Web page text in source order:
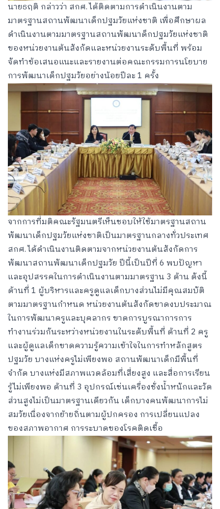
นายธฤติ กล่าวว่า สกศ. ได้ติดตามการดำเนินงานตาม
มาตรฐานสถานพัฒนาเด็กปฐมวัยแห่งชาติ เพื่อศึกษาผล
ดำเนินงานตามมาตรฐานสถานพัฒนาด็กปฐมวัยแห่งชาติ
ของหน่วยงานต้นสังกัดและหน่วยงานระดับพื้นที่ พร้อม
จัดทำข้อเสนอแนะและรายงานต่อคณะกรรมการนโยบาย
การพัฒนาเด็กปฐมวัยอย่างน้อยปีละ 1 ครั้ง
จากการที่มติคณะรัฐมนตรีเห็นชอบให้ใช้มาตรฐานสถาน
พัฒนาเด็กปฐมวัยแห่งชาติเป็นมาตรฐานกลางทั่วประเทศ
สกศ. ได้ดำเนินงานติดตามจากหน่วยงานต้นสังกัดการ
พัฒนาสถานพัฒนาเด็กปฐมวัย ปีนี้เป็นปีที่ 6 พบปัญหา
และอุปสรรคในการดำเนินงานตามมาตรฐาน 3 ด้าน ดังนี้
ด้านที่ 1 ผู้บริหารและครูดูแลเด็กบางส่วนไม่มีคุณสมบัติ
ตามมาตรฐานกำหนด หน่วยงานต้นสังกัดขาดงบประมาณ
ในการพัฒนาครูและบุคลากร ขาดการบูรณาการการ
ทำงานร่วมกันระหว่างหน่วยงานในระดับพื้นที่ ด้านที่ 2 ครู
และผู้ดูแลเด็กขาดความรู้ความเข้าใจในการทำหลักสูตร
ปฐมวัย บางแห่งครูไม่เพียงพอ สถานพัฒนาเด็กมีพื้นที่
จำกัด บางแห่งมีสภาพแวดล้อมที่เสี่ยงสูง และสื่อการเรียน
รู้ไม่เพียงพอ ด้านที่ 3 อุปกรณ์เช่นเครื่องชั่งน้ำหนักและวัด
ส่วนสูงไม่เป็นมาตรฐานเดียวกัน เด็กบางคนพัฒนาการไม่
สมวัยเนื่องจากย้ายถิ่นตามผู้ปกครอง การเปลี่ยนแปลง
ของสภาพอากาศ การระบาดของโรคติดเชื้อ